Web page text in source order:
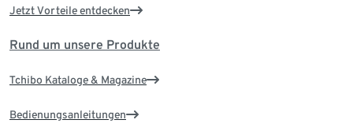
Jetzt Vorteile entdecken
Rund um unsere Produkte
Tchibo Kataloge & Magazine
Bedienungsanleitungen